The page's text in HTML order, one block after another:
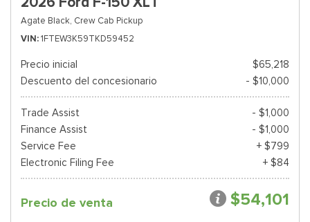
Agate Black, Crew Cab Pickup
VIN 1FTEW3K59TKD59452
Precio inicial
$65,218
Descuento del concesionario
- $10,000
Trade Assist
- $1,000
Finance Assist
- $1,000
Service Fee
+ $799
Electronic Filing Fee
+ $84
Precio de venta $54,101